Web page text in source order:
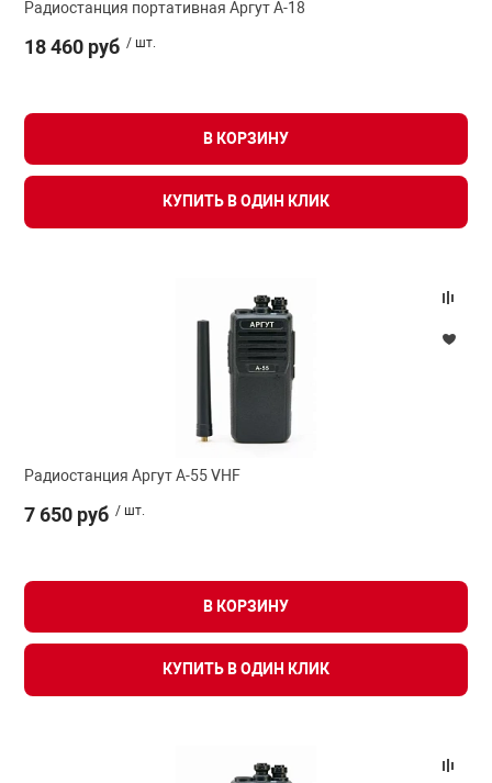
Радиостанция портативная Аргут А-18
18 460 руб / шт.
В КОРЗИНУ
КУПИТЬ В ОДИН КЛИК
Радиостанция Аргут А-55 VHF
7 650 руб / шт.
В КОРЗИНУ
КУПИТЬ В ОДИН КЛИК